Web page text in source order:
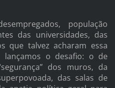
população
das universidades, das
que talvez acharam essa
o desafio: o de
dos muros, da
das salas de